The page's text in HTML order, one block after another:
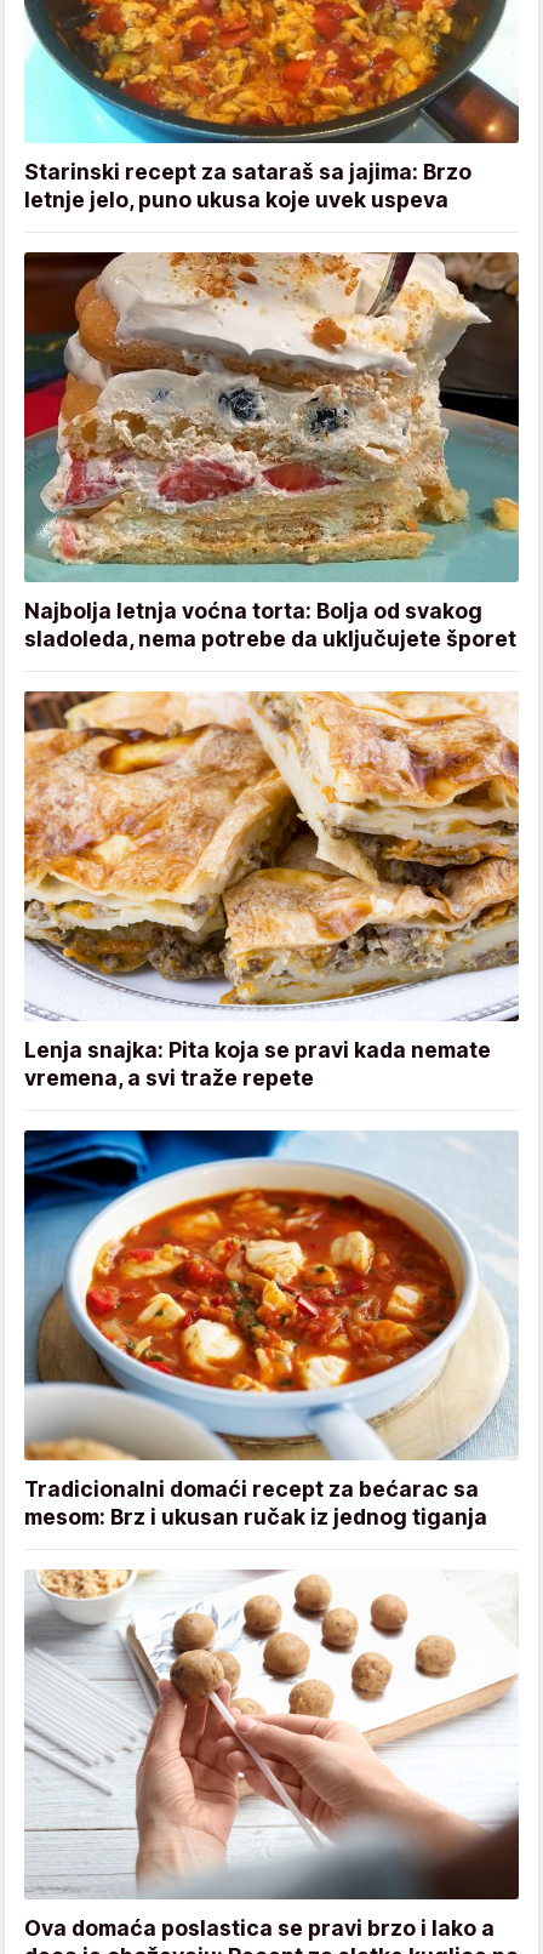
Starinski recept za sataraš sa jajima: Brzo
letnje jelo, puno ukusa koje uvek uspeva
Najbolja letnja voćna torta: Bolja od svakog
sladoleda, nema potrebe da uključujete šporet
Lenja snajka: Pita koja se pravi kada nemate
vremena, a svi traže repete
Tradicionalni domaći recept za bećarac sa
mesom: Brz i ukusan ručak iz jednog tiganja
Ova domaća poslastica se pravi brzo i lako a